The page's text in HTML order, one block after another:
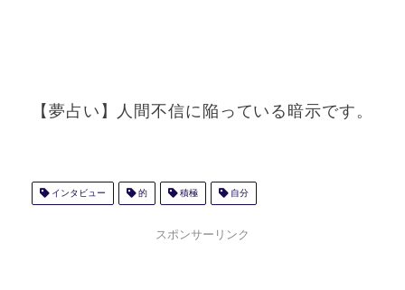
【夢占い】人間不信に陥っている暗示です。
インタビュー 的 積極 自分
スポンサーリンク